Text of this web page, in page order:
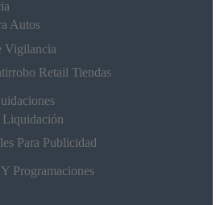
Autos
Vigilancia
Retail Tiendas
Liquidación
Para Publicidad
Programaciones